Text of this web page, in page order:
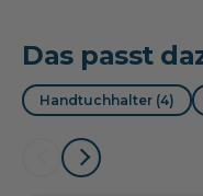
Das passt
Handtuchhalter (4)